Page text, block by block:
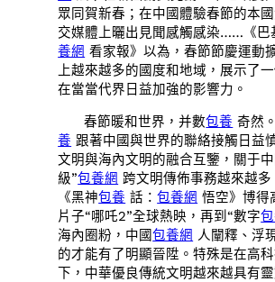
眾同賀新春；在中國體驗春節的本
交媒體上曬出見聞感觸感染……《巴
養網 看家報》以為，春節節慶運動
上越來越多的國度和地域，展示了
在當當代界日益加強的影響力。
春節暖和世界，并數包養 奇然
養 跟著中國與世界的聯絡接觸日益
文明與海內文明的融合互鑒，關于
級”包養網 跨文明傳佈事務越來越多
《黑神包養 話：包養網 悟空》博得
片子“哪吒2”全球熱映，再到“數字
海內圈粉，中國包養網 人闡釋、浮
的才能有了明顯晉陞。特殊是在高
下，中華優良傳統文明越來越具有